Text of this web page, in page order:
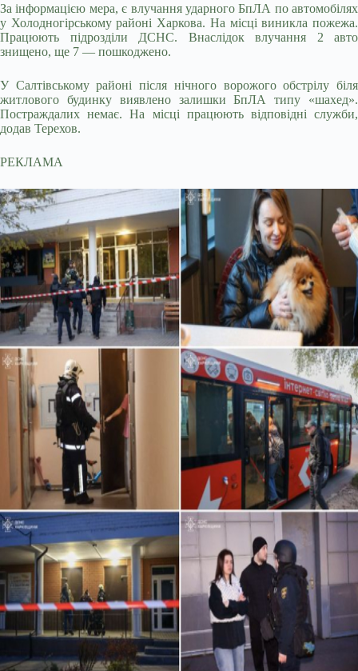
За інформацією мера, є влучання ударного БпЛА по автомобілях
у Холодногірському районі Харкова. На місці виникла пожежа.
Працюють підрозділи ДСНС. Внаслідок влучання 2 авто
знищено, ще 7 — пошкоджено.
У Салтівському районі після нічного ворожого обстрілу біля
житлового будинку виявлено залишки БпЛА типу «шахед».
Постраждалих немає. На місці працюють відповідні служби,
додав Терехов.
РЕКЛАМА